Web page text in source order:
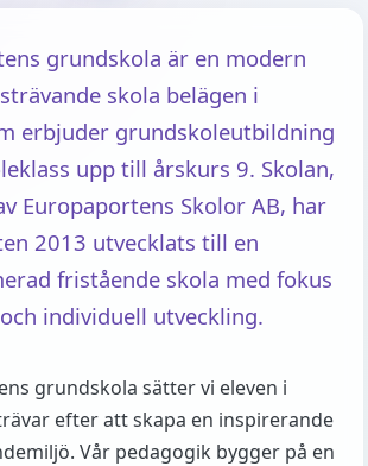
grundskola är en modern
skola belägen i
erbjuder grundskoleutbildning
upp till årskurs 9. Skolan,
Europaportens Skolor AB, har
2013 utvecklats till en
fristående skola med fokus
individuell utveckling.
grundskola sätter vi eleven i
efter att skapa en inspirerande
Vår pedagogik bygger på en